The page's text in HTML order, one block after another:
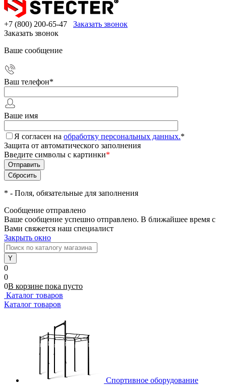
+7 (800) 200-65-47
Заказать звонок
Заказать звонок
Ваше сообщение
Ваш телефон*
Ваше имя
Я согласен на обработку персональных данных.*
Защита от автоматического заполнения
Введите символы с картинки*
* - Поля, обязательные для заполнения
Сообщение отправлено
Ваше сообщение успешно отправлено. В ближайшее время с
Вами свяжется наш специалист
Закрыть окно
0
0
0В корзине пока пусто
Каталог товаров
Каталог товаров
Спортивное оборудование